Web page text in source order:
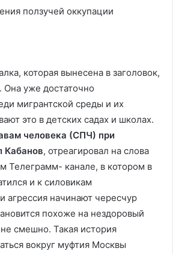
которая вынесена в заголовок,
Она уже достаточно
мигрантской среды и их
это в детских садах и школах.
человека (СПЧ) при
Кабанов, отреагировал на слова
Телеграмм- канале, в котором в
и к силовикам
агрессия начинают чересчур
похоже на нездоровый
смешно. Такая история
вокруг муфтия Москвы